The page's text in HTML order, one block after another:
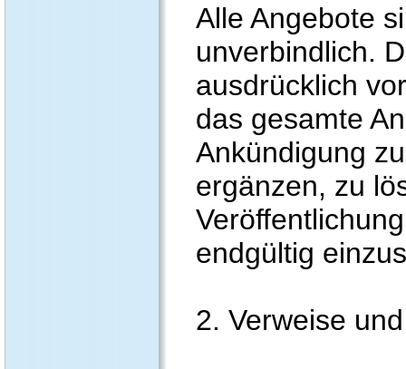
Alle Angebote
unverbindlich.
ausdrücklich
das gesamte
Ankündigung
ergänzen, zu
endgültig
2. Verweise